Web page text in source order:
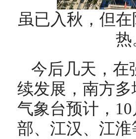
虽已入秋，但
热
今后几天，在
续发展，南方
气象台预计，
部、江汉、江